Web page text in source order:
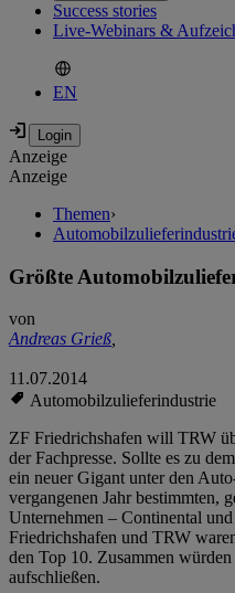
Success stories
Live-Webinars &
EN
Anzeige
Anzeige
Themen›
Größte
von
Andreas Grieß,
11.07.2014
Automobilzulieferindustrie
ZF Friedrichshafen will TRW
der Fachpresse. Sollte es zu
ein neuer Gigant unter den
vergangenen Jahr bestimmten,
Unternehmen – Continental
Friedrichshafen und TRW
den Top 10. Zusammen
aufschließen.